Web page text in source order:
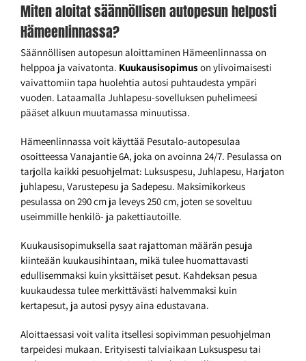
Miten aloitat säännöllisen autopesun helposti
Hämeenlinnassa?
Säännöllisen autopesun aloittaminen Hämeenlinnassa on
helppoa ja vaivatonta. Kuukausisopimuson ylivoimaisesti
vaivattomiin tapa huolehtia autosi puhtaudesta ympäri
vuoden. Lataamalla Juhlapesu-sovelluksen puhelimeesi
pääset alkuun muutamassa minuutissa.
Hämeenlinnassa voit käyttää Pesutalo-autopesulaa
osoitteessa Vanajantie 6A, joka on avoinna 24/7. Pesulassa on
tarjolla kaikki pesuohjelmat: Luksuspesu, Juhlapesu, Harjaton
juhlapesu, Varustepesu ja Sadepesu. Maksimikorkeus
pesulassa on 290 cm ja leveys 250 cm, joten se soveltuu
useimmille henkilö- ja pakettiautoille.
Kuukausisopimuksella saat rajattoman määrän pesuja
kiinteään kuukausihintaan, mikä tulee huomattavasti
edullisemmaksi kuin yksittäiset pesut. Kahdeksan pesua
kuukaudessa tulee merkittävästi halvemmaksi kuin
kertapesut, ja autosi pysyy aina edustavana.
Aloittaessasi voit valita itsellesi sopivimman pesuohjelman
tarpeidesi mukaan. Erityisesti talviaikaan Luksuspesu tai